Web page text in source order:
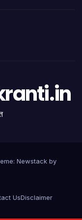
Newstackby
UsDisclaimer